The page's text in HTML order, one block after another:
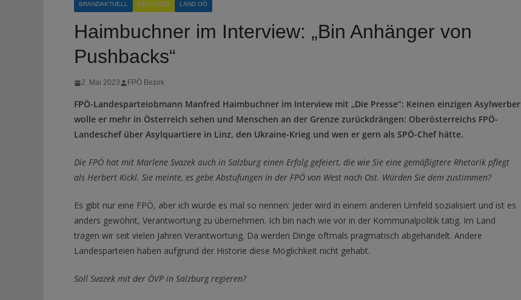
BRANDAKTUELL FEATURED LAND OÖ
Haimbuchner im Interview: „Bin Anhänger von
Pushbacks“
2. Mai 2023 FPÖ Bezirk
FPÖ-Landesparteiobmann Manfred Haimbuchner im Interview mit „Die Presse“: Keinen einzigen Asylwerber
wolle er mehr in Österreich sehen und Menschen an der Grenze zurückdrängen: Oberösterreichs FPÖ-
Landeschef über Asylquartiere in Linz, den Ukraine-Krieg und wen er gern als SPÖ-Chef hätte.
Die FPÖ hat mit Marlene Svazek auch in Salzburg einen Erfolg gefeiert, die wie Sie eine gemäßigtere Rhetorik pflegt
als Herbert Kickl. Sie meinte, es gebe Abstufungen in der FPÖ von West nach Ost. Würden Sie dem zustimmen?
Es gibt nur eine FPÖ, aber ich würde es mal so nennen: Jeder wird in einem anderen Umfeld sozialisiert und ist es
anders gewöhnt, Verantwortung zu übernehmen. Ich bin nach wie vor in der Kommunalpolitik tätig. Im Land
tragen wir seit vielen Jahren Verantwortung. Da werden Dinge oftmals pragmatisch abgehandelt. Andere
Landesparteien haben aufgrund der Historie diese Möglichkeit nicht gehabt.
Soll Svazek mit der ÖVP in Salzburg regieren?